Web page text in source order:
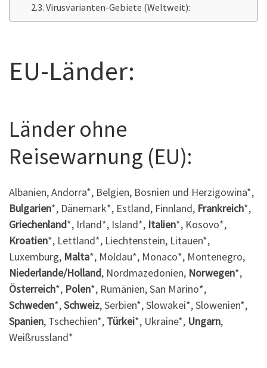
Virusvarianten-Gebiete (Weltweit):
EU-Länder:
Länder ohne
Reisewarnung (EU):
Albanien, Andorra*, Belgien, Bosnien und Herzigowina*,
Bulgarien*, Dänemark*, Estland, Finnland, Frankreich*,
Griechenland*, Irland*, Island*, Italien*, Kosovo*,
Kroatien*, Lettland*, Liechtenstein, Litauen*,
Luxemburg, Malta*, Moldau*, Monaco*, Montenegro,
Niederlande/Holland, Nordmazedonien, Norwegen*,
Österreich*, Polen*, Rumänien, San Marino*,
Schweden*,Schweiz, Serbien*, Slowakei*, Slowenien*,
Spanien, Tschechien*, Türkei*, Ukraine*, Ungarn,
Weißrussland*